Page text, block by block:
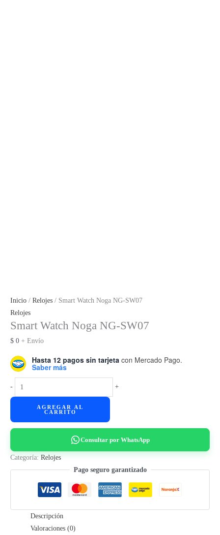
Inicio /Relojes / Smart Watch Noga NG-SW07
Relojes
Smart Watch Noga NG-SW07
$ 0 + Envío
Hasta 12 pagos sin tarjeta con Mercado Pago.
Saber más
-
Smart
Watch
+
AGREGAR AL
CARRITO
Consultar por WhatsApp
Categoría:Relojes
Pago seguro garantizado
Descripción
Valoraciones (0)